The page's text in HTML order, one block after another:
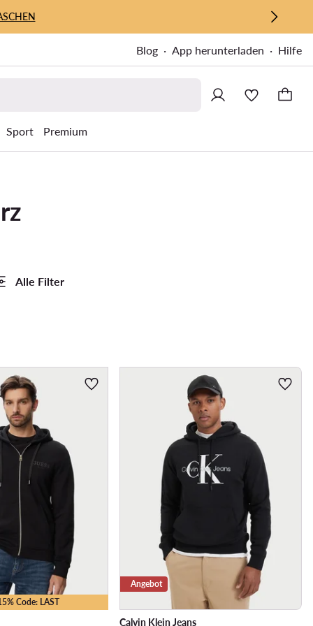
Blog App herunterladen Hilfe
Sport Premium
Alle Filter
Code: LAST
Angebot
Calvin Klein Jeans